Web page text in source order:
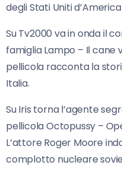
degli Stati Uniti
Su Tv2000 va in onda il
famiglia Lampo – Il cane
pellicola racconta la
Italia.
Su Iris torna l’agente
pellicola Octopussy –
L’attore Roger Moore
complotto nucleare